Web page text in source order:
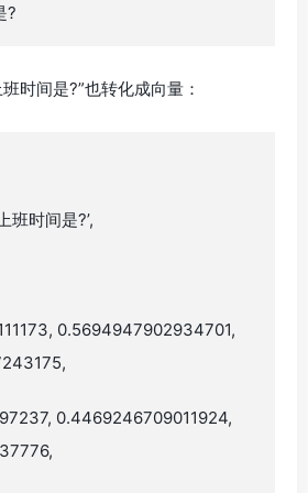
?
时间是?”也转化成向量：
班时间是?’,
0.5694947902934701,
0.4469246709011924,